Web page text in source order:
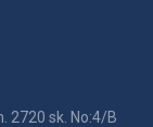
2720 sk. No:4/B